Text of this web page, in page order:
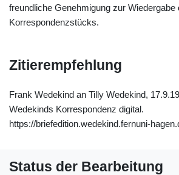
freundliche Genehmigung zur Wiedergabe
Korrespondenzstücks.
Zitierempfehlung
Frank Wedekind an Tilly Wedekind,
Wedekinds Korrespondenz digital.
https://briefedition.wedekind.fernuni-
Status der Bearbeitung